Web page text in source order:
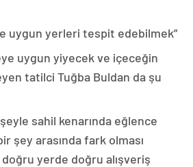
uygun yerleri tespit edebilmek”
uygun yiyecek ve içeceğin
tatilci Tuğba Buldan da şu
sahil kenarında eğlence
şey arasında fark olması
yerde doğru alışveriş